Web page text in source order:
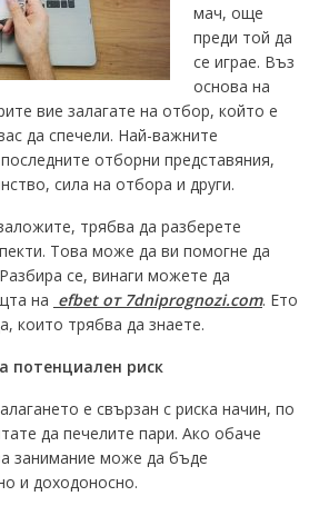
мач, още
преди той да
се играе. Въз
основа на
вие ​​залагате на отбор, който е
да спечели. Най-важните
отборни представяния,
сила на отбора и други.
трябва да разберете
Това може да ви помогне да
се, винаги можете да
на efbet от 7dniprognozi.com. Ето
които трябва да знаете.
потенциален риск
е свързан с риска начин, по
да печелите пари. Ако обаче
занимание може да бъде
и доходоносно.